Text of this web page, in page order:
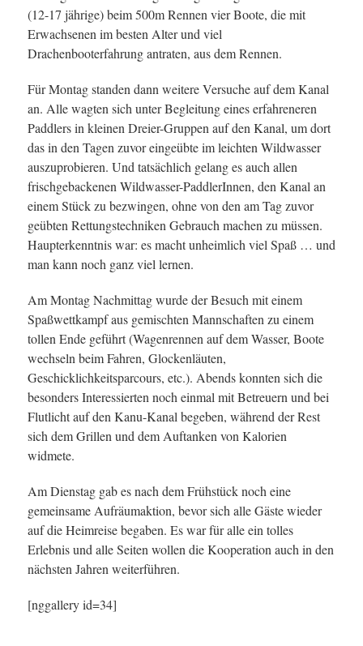
(12-17 jährige) beim 500m Rennen vier Boote, die mit
Erwachsenen im besten Alter und viel
Drachenbooterfahrung antraten, aus dem Rennen.
Für Montag standen dann weitere Versuche auf dem Kanal
an. Alle wagten sich unter Begleitung eines erfahreneren
Paddlers in kleinen Dreier-Gruppen auf den Kanal, um dort
das in den Tagen zuvor eingeübte im leichten Wildwasser
auszuprobieren. Und tatsächlich gelang es auch allen
frischgebackenen Wildwasser-PaddlerInnen, den Kanal an
einem Stück zu bezwingen, ohne von den am Tag zuvor
geübten Rettungstechniken Gebrauch machen zu müssen.
Haupterkenntnis war: es macht unheimlich viel Spaß … und
man kann noch ganz viel lernen.
Am Montag Nachmittag wurde der Besuch mit einem
Spaßwettkampf aus gemischten Mannschaften zu einem
tollen Ende geführt (Wagenrennen auf dem Wasser, Boote
wechseln beim Fahren, Glockenläuten,
Geschicklichkeitsparcours, etc.). Abends konnten sich die
besonders Interessierten noch einmal mit Betreuern und bei
Flutlicht auf den Kanu-Kanal begeben, während der Rest
sich dem Grillen und dem Auftanken von Kalorien
widmete.
Am Dienstag gab es nach dem Frühstück noch eine
gemeinsame Aufräumaktion, bevor sich alle Gäste wieder
auf die Heimreise begaben. Es war für alle ein tolles
Erlebnis und alle Seiten wollen die Kooperation auch in den
nächsten Jahren weiterführen.
[nggallery id=34]